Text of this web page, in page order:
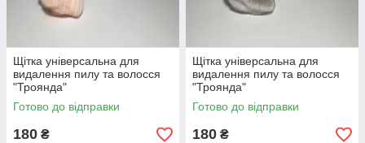
Щітка універсальна для
видалення пилу та волосся
"Троянда"
Готово до відправки
180 ₴
Щітка універсальна для
видалення пилу та волосся
"Троянда"
Готово до відправки
180 ₴